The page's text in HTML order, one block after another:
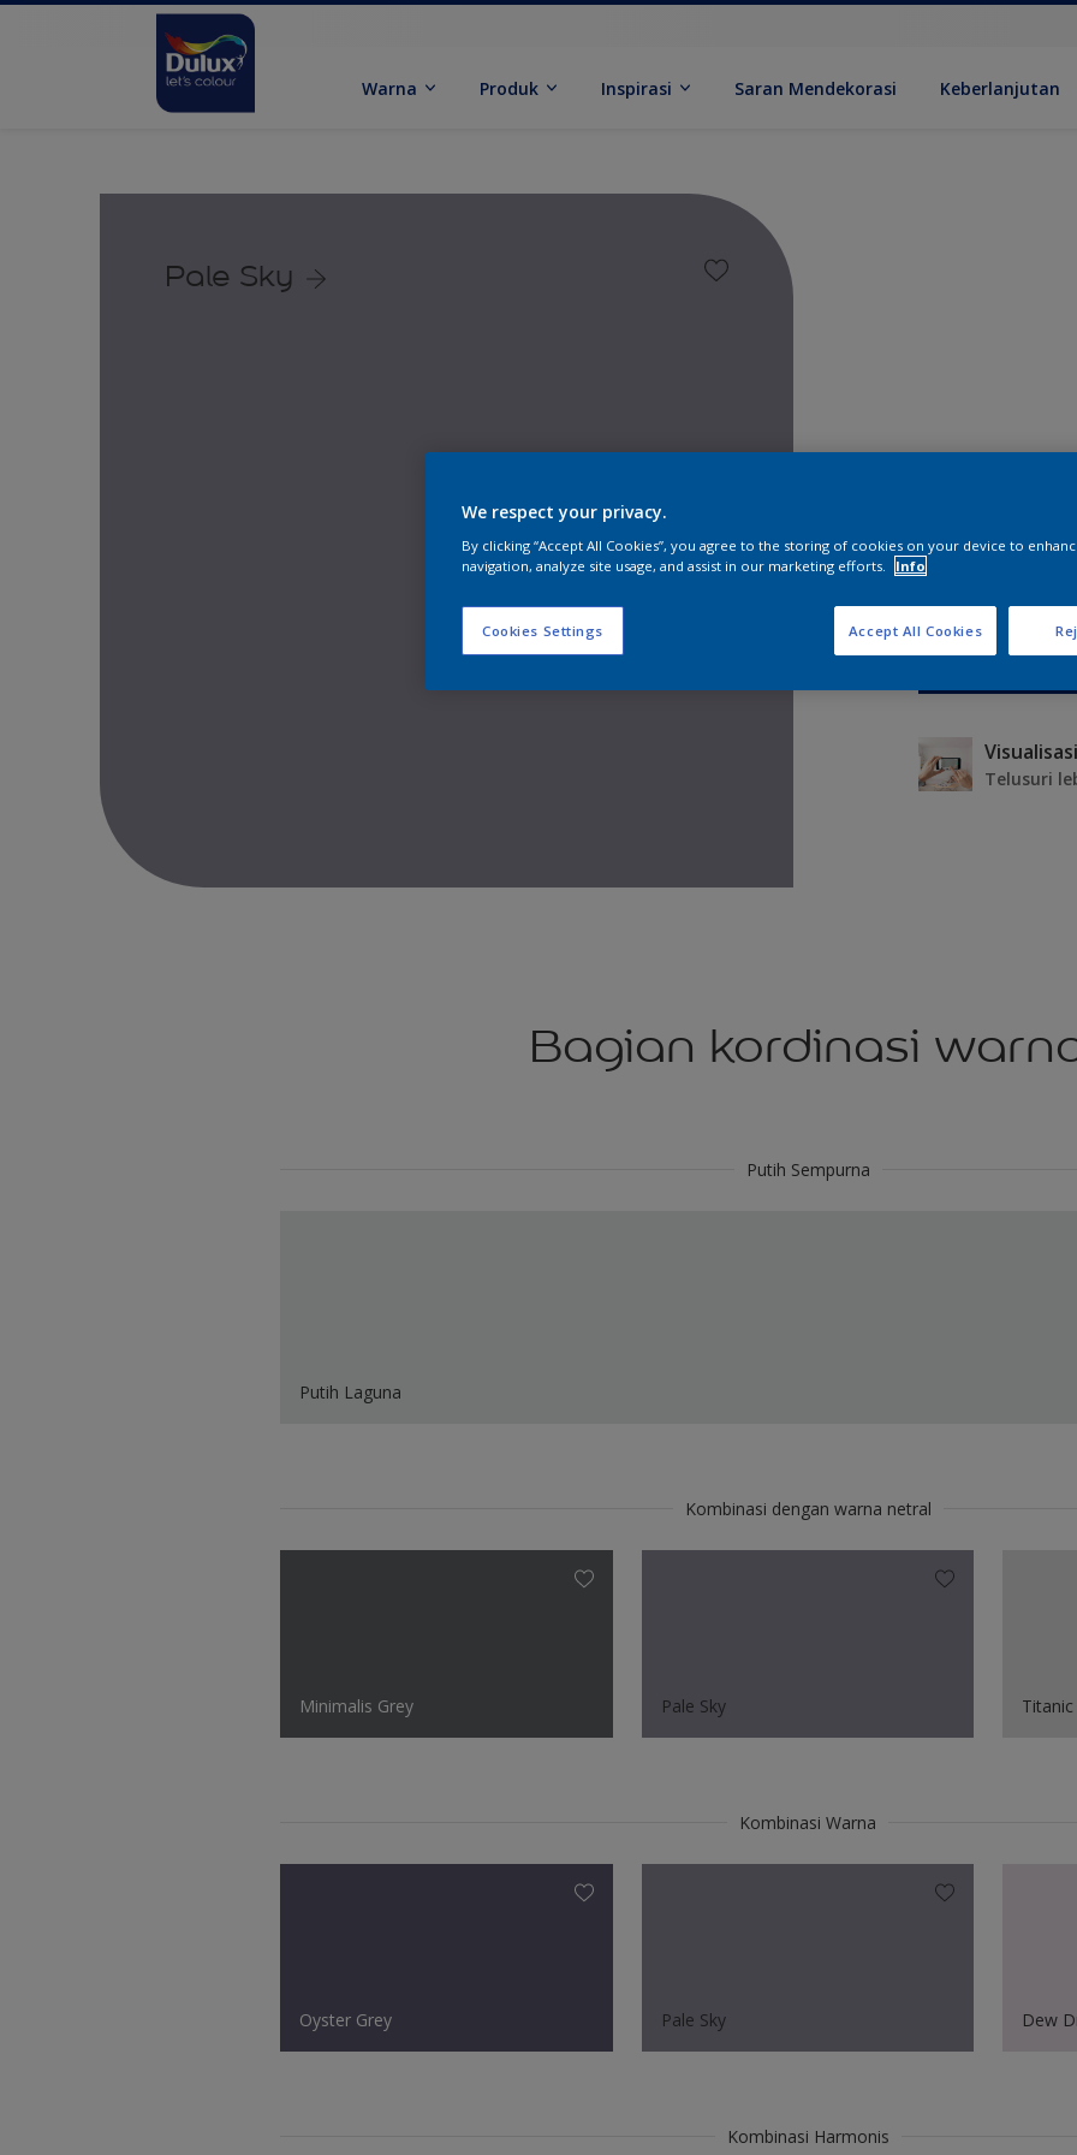
Warna Produk Inspirasi Saran Mendekorasi Keberlanjutan
Pale Sky
Telusuri
Bagian kordinasi
Putih Sempurna
Putih Laguna
Kombinasi dengan warna netral
Minimalis Grey Pale Sky Titanic
Kombinasi Warna
Oyster Grey Pale Sky Dew
Kombinasi Harmonis
We respect your privacy.
By clicking “Accept All Cookies”, you agree to the storing of cookies on your device to
navigation, analyze site usage, and assist in our marketing efforts.
Info
Cookies Settings Accept All Cookies